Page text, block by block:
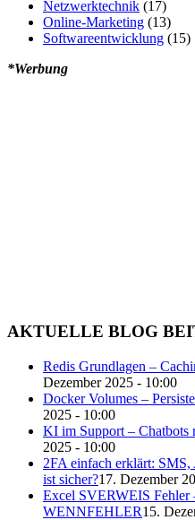
Netzwerktechnik (17)
Online-Marketing (13)
Softwareentwicklung (15)
*Werbung
AKTUELLE BLOG
Redis Grundlagen –
Dezember 2025 - 10:00
Docker Volumes –
2025 - 10:00
KI im Support – Chatbots
2025 - 10:00
2FA einfach erklärt:
ist sicher?17. Dezember
Excel SVERWEIS
WENNFEHLER15.